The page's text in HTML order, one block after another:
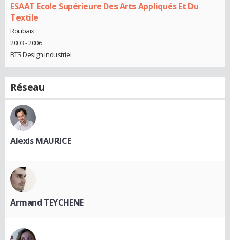
ESAAT Ecole Supérieure Des Arts Appliqués Et Du
Textile
Roubaix
2003 - 2006
BTS Design industriel
Réseau
Alexis MAURICE
Armand TEYCHENE